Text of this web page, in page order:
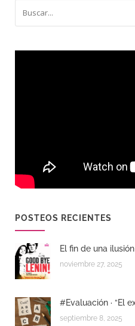
POSTEOS RECIENTES
El fin de una
noviembre 27, 2025
#Evaluación · “El
septiembre 8, 2025